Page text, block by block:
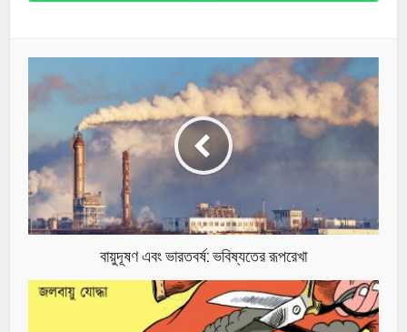
বায়ুদূষণ এবং ভারতবর্ষ: ভবিষ্যতের রূপরেখা